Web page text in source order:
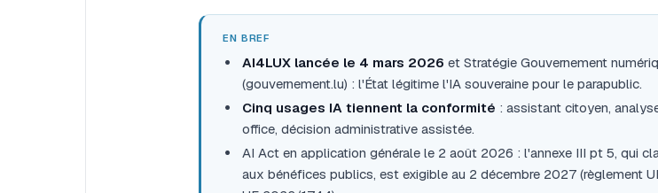
EN BREF
AI4LUX lancée le 4 mars 2026 et Stratégie Gouvernement
(gouvernement.lu) : l'État légitime l'IA souveraine pour le parapublic.
Cinq usages IA tiennent la conformité : assistant citoyen,
office, décision administrative assistée.
AI Act en application générale le 2 août 2026 : l'annexe III pt 5, qui
aux bénéfices publics, est exigible au 2 décembre 2027 (règlement